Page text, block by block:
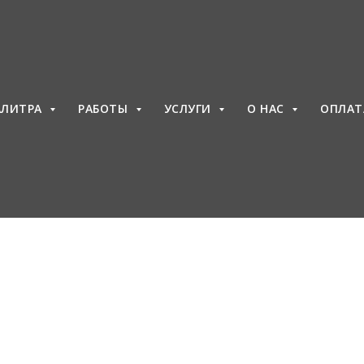
РАБОТЫ УСЛУГИ О НАС